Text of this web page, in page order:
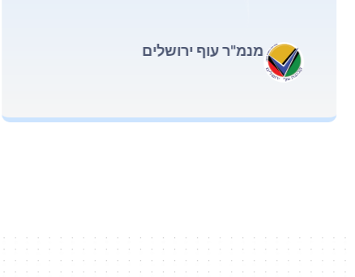
מנמ"ר עוף ירושלים